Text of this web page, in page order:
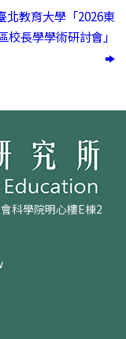
北教育大學「2026東
校長學學術研討會」
科學院明心樓E棟2